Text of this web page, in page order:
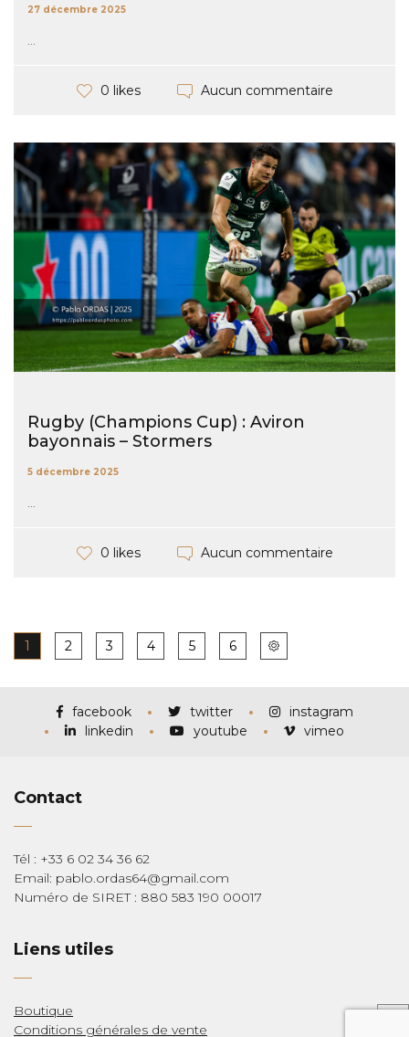
27 décembre 2025
...
0 likes Aucun commentaire
Rugby (Champions Cup) : Aviron
bayonnais – Stormers
5 décembre 2025
...
0 likes Aucun commentaire
1 2 3 4 5 6
facebook twitter
instagram
linkedin
youtube vimeo
Contact
Tél : +33 6 02 34 36 62
Email: pablo.ordas64@gmail.com
Numéro de SIRET : 880 583 190 00017
Liens utiles
Boutique
Conditions générales de vente